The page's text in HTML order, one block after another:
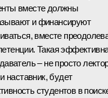
вместе должны
и финансируют
вместе
Такая
– не просто
наставник, будет
студентов в